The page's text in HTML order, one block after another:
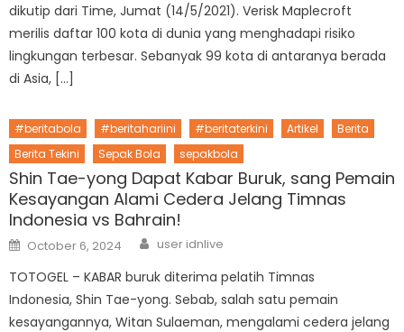
dikutip dari Time, Jumat (14/5/2021). Verisk Maplecroft
merilis daftar 100 kota di dunia yang menghadapi risiko
lingkungan terbesar. Sebanyak 99 kota di antaranya berada
di Asia, […]
#beritabola #beritahariini #beritaterkini Artikel
Berita
Berita Tekini
Sepak Bola sepakbola
Shin Tae-yong Dapat Kabar Buruk, sang Pemain
Kesayangan Alami Cedera Jelang Timnas
Indonesia vs Bahrain!
Posted
on
October 6, 2024 Author
user idnlive
TOTOGEL – KABAR buruk diterima pelatih Timnas
Indonesia, Shin Tae-yong. Sebab, salah satu pemain
kesayangannya, Witan Sulaeman, mengalami cedera jelang